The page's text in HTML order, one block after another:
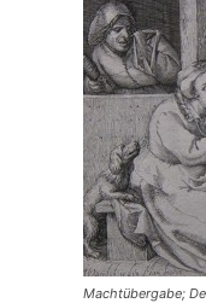
Machtübergabe;